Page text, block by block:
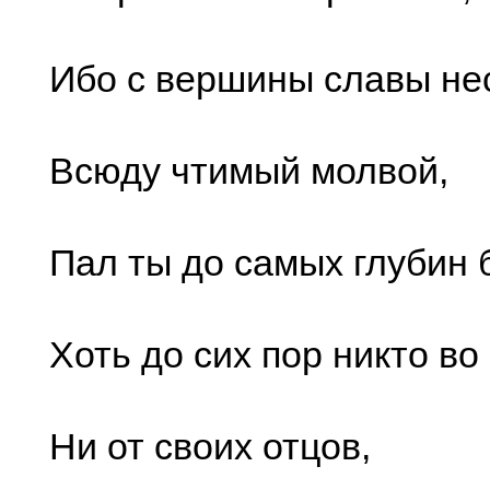
Ибо с вершины славы
Всюду чтимый молвой,
Пал ты до самых глубин
Хоть до сих пор никто
Ни от своих отцов,